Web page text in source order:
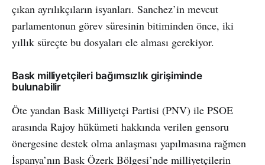
çıkan ayrılıkçıların isyanları. Sanchez’in mevcut
parlamentonun görev süresinin bitiminden önce, iki
yıllık süreçte bu dosyaları ele alması gerekiyor.
Bask milliyetçileri bağımsızlık girişiminde
bulunabilir
Öte yandan Bask Milliyetçi Partisi (PNV) ile PSOE
arasında Rajoy hükümeti hakkında verilen gensoru
önergesine destek olma anlaşması yapılmasına rağmen
İspanya’nın Bask Özerk Bölgesi’nde milliyetçilerin